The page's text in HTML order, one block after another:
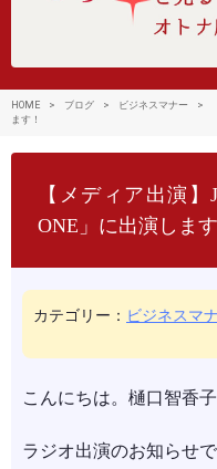
HOME > ブログ > ビジネスマナー >
ます！
【メディア出演】
ONE」に出演します
カテゴリー： ビジネスマ
こんにちは。樋口智香子
ラジオ出演のお知らせで